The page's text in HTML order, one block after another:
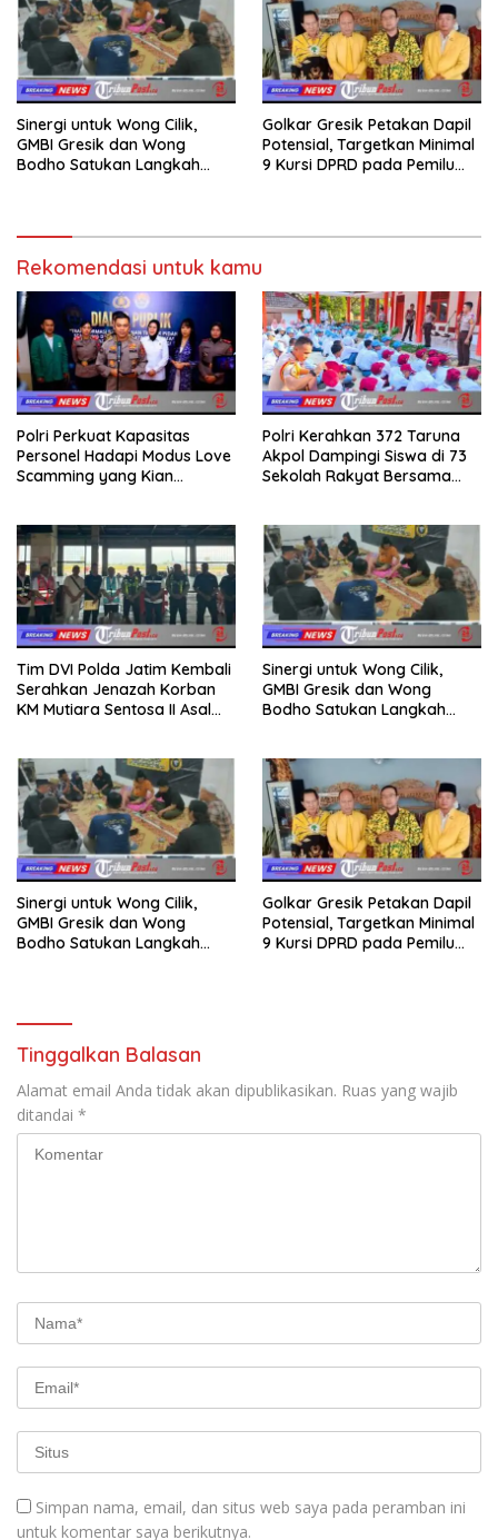
Sinergi untuk Wong Cilik,
GMBI Gresik dan Wong
Bodho Satukan Langkah
Golkar Gresik Petakan Dapil
Potensial, Targetkan Minimal
9 Kursi DPRD pada Pemilu
Rekomendasi untuk kamu
Polri Perkuat Kapasitas
Personel Hadapi Modus Love
Scamming yang Kian
Polri Kerahkan 372 Taruna
Akpol Dampingi Siswa di 73
Sekolah Rakyat Bersama
Tim DVI Polda Jatim Kembali
Serahkan Jenazah Korban
KM Mutiara Sentosa II Asal
Sinergi untuk Wong Cilik,
GMBI Gresik dan Wong
Bodho Satukan Langkah
Sinergi untuk Wong Cilik,
GMBI Gresik dan Wong
Bodho Satukan Langkah
Golkar Gresik Petakan Dapil
Potensial, Targetkan Minimal
9 Kursi DPRD pada Pemilu
Tinggalkan Balasan
Alamat email Anda tidak akan dipublikasikan. Ruas yang wajib
ditandai *
Simpan nama, email, dan situs web saya pada peramban ini
untuk komentar saya berikutnya.